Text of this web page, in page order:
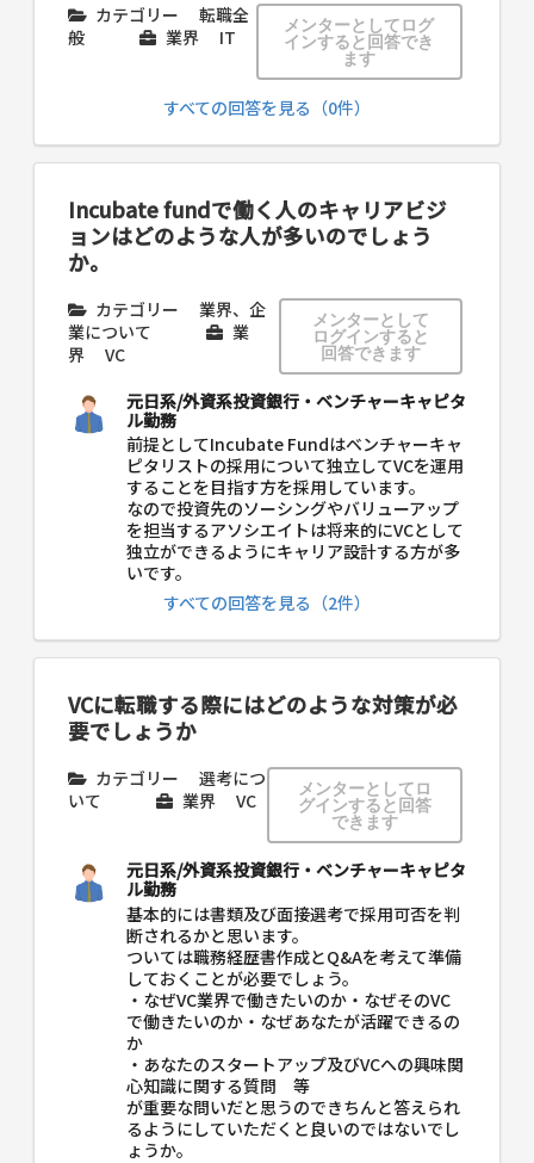
カテゴリー
転職全
般
業界 IT
メンターとしてログ
インすると回答でき
ます
すべての回答を見る（0件）
Incubate fundで働く人のキャリアビジ
ョンはどのような人が多いのでしょう
か。
カテゴリー
業界、企
業について
業
界
VC
メンターとして
ログインすると
回答できます
元日系/外資系投資銀行・ベンチャーキャピタ
ル勤務
前提としてIncubate Fundはベンチャーキャ
ピタリストの採用について独立してVCを運用
することを目指す方を採用しています。
なので投資先のソーシングやバリューアップ
を担当するアソシエイトは将来的にVCとして
独立ができるようにキャリア設計する方が多
いです。
すべての回答を見る（2件）
VCに転職する際にはどのような対策が必
要でしょうか
カテゴリー
選考につ
いて
業界 VC
メンターとしてロ
グインすると回答
できます
元日系/外資系投資銀行・ベンチャーキャピタ
ル勤務
基本的には書類及び面接選考で採用可否を判
断されるかと思います。
ついては職務経歴書作成とQ&Aを考えて準備
しておくことが必要でしょう。
・なぜVC業界で働きたいのか・なぜそのVC
で働きたいのか・なぜあなたが活躍できるの
か
・あなたのスタートアップ及びVCへの興味関
心知識に関する質問 等
が重要な問いだと思うのできちんと答えられ
るようにしていただくと良いのではないでし
ょうか。